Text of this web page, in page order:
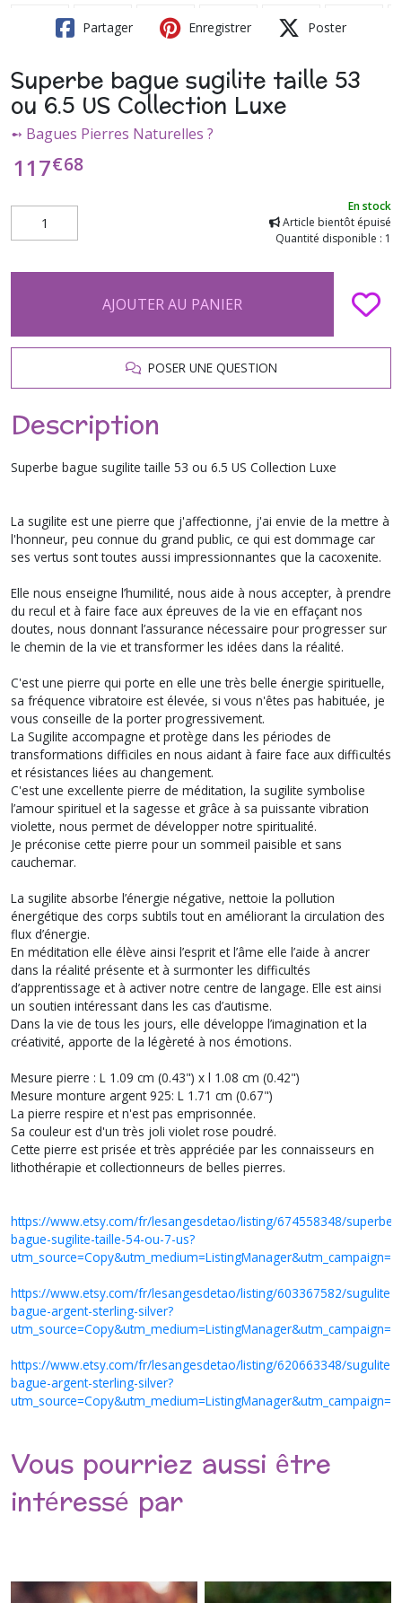
Partager Enregistrer Poster
Superbe bague sugilite taille 53
ou 6.5 US Collection Luxe
➻ Bagues Pierres Naturelles ?
117€68
En stock
Article bientôt épuisé
Quantité disponible : 1
AJOUTER AU PANIER
POSER UNE QUESTION
Description
Superbe bague sugilite taille 53 ou 6.5 US Collection Luxe
La sugilite est une pierre que j'affectionne, j'ai envie de la mettre à
l'honneur, peu connue du grand public, ce qui est dommage car
ses vertus sont toutes aussi impressionnantes que la cacoxenite.
Elle nous enseigne l’humilité, nous aide à nous accepter, à prendre
du recul et à faire face aux épreuves de la vie en effaçant nos
doutes, nous donnant l’assurance nécessaire pour progresser sur
le chemin de la vie et transformer les idées dans la réalité.
C'est une pierre qui porte en elle une très belle énergie spirituelle,
sa fréquence vibratoire est élevée, si vous n'êtes pas habituée, je
vous conseille de la porter progressivement.
La Sugilite accompagne et protège dans les périodes de
transformations difficiles en nous aidant à faire face aux difficultés
et résistances liées au changement.
C'est une excellente pierre de méditation, la sugilite symbolise
l’amour spirituel et la sagesse et grâce à sa puissante vibration
violette, nous permet de développer notre spiritualité.
Je préconise cette pierre pour un sommeil paisible et sans
cauchemar.
La sugilite absorbe l’énergie négative, nettoie la pollution
énergétique des corps subtils tout en améliorant la circulation des
flux d’énergie.
En méditation elle élève ainsi l’esprit et l’âme elle l’aide à ancrer
dans la réalité présente et à surmonter les difficultés
d’apprentissage et à activer notre centre de langage. Elle est ainsi
un soutien intéressant dans les cas d’autisme.
Dans la vie de tous les jours, elle développe l’imagination et la
créativité, apporte de la légèreté à nos émotions.
Mesure pierre : L 1.09 cm (0.43") x l 1.08 cm (0.42")
Mesure monture argent 925: L 1.71 cm (0.67")
La pierre respire et n'est pas emprisonnée.
Sa couleur est d'un très joli violet rose poudré.
Cette pierre est prisée et très appréciée par les connaisseurs en
lithothérapie et collectionneurs de belles pierres.
https://www.etsy.com/fr/lesangesdetao/listing/674558348/superbe-
bague-sugilite-taille-54-ou-7-us?
https://www.etsy.com/fr/lesangesdetao/listing/603367582/sugulite-
bague-argent-sterling-silver?
https://www.etsy.com/fr/lesangesdetao/listing/620663348/sugulite-
bague-argent-sterling-silver?
Vous pourriez aussi être
intéressé par